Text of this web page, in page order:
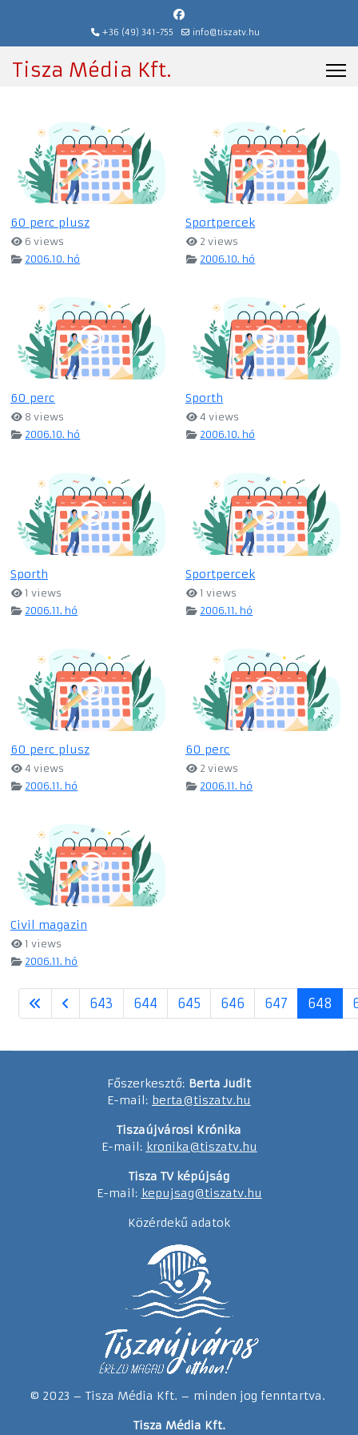
+36 (49) 341-755 info@tiszatv.hu
Tisza Média Kft.
60 perc plusz
6 views
2006.10. hó
Sportpercek
2 views
2006.10. hó
60 perc
8 views
2006.10. hó
Sporth
4 views
2006.10. hó
Sporth
1 views
2006.11. hó
Sportpercek
1 views
2006.11. hó
60 perc plusz
4 views
2006.11. hó
60 perc
2 views
2006.11. hó
Civil magazin
1 views
2006.11. hó
643 644 645 646 647 648
Főszerkesztő: Berta Judit
E-mail: berta@tiszatv.hu
Tiszaújvárosi Krónika
E-mail: kronika@tiszatv.hu
Tisza TV képújság
E-mail: kepujsag@tiszatv.hu
Közérdekű adatok
© 2023 – Tisza Média Kft. – minden jog fenntartva.
Tisza Média Kft.